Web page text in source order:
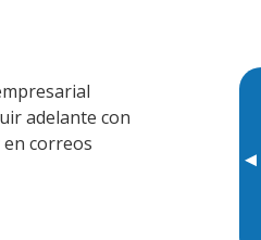
▸
adelante con
correos